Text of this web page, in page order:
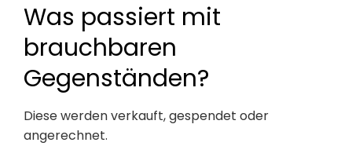
Was passiert mit
brauchbaren
Gegenständen?
Diese werden verkauft, gespendet oder
angerechnet.